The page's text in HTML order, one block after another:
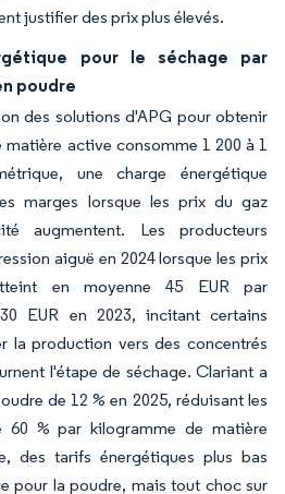
justifier des prix plus élevés.
pour le séchage par
poudre
des solutions d'APG pour obtenir
matière active consomme 1 200 à 1
une charge énergétique
marges lorsque les prix du gaz
augmentent. Les producteurs
aiguë en 2024 lorsque les prix
en moyenne 45 EUR par
EUR en 2023, incitant certains
la production vers des concentrés
l'étape de séchage. Clariant a
de 12 % en 2025, réduisant les
60 % par kilogramme de matière
des tarifs énergétiques plus bas
pour la poudre, mais tout choc sur